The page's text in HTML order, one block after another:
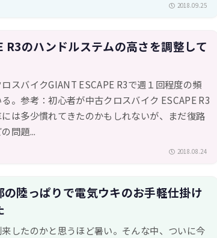
2018.09.25
R3のハンドルステムの高さを調整して
スバイクGIANT ESCAPE R3で週１回程度の頻
。参考：初心者が中古クロスバイク ESCAPE R3
は多少慣れてきたのかもしれないが、まだ復路
問題...
2018.08.24
陸っぱりで電気ウキのお手軽仕掛け
したのかと思うほど暑い。そんな中、ついに今